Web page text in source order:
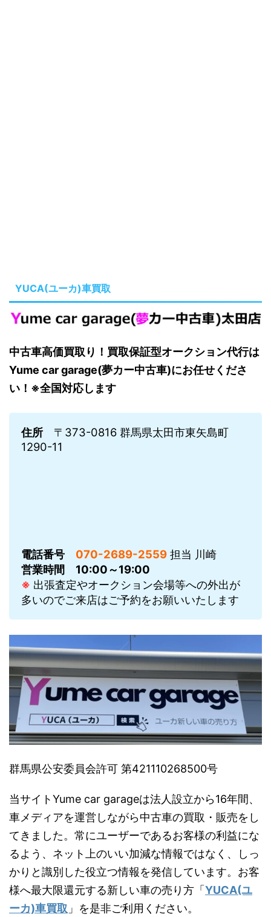
YUCA(ユーカ)車買取
中古車高価買取り！買取保証型オークション代行は
Yume car garage(夢カー中古車)にお任せくださ
い！※全国対応します
住所 〒373-0816 群馬県太田市東矢島町
1290-11
電話番号 070-2689-2559 担当 川崎
営業時間
10:00～19:00
※ 出張査定やオークション会場等への外出が
多いのでご来店はご予約をお願いいたします
群馬県公安委員会許可 第421110268500号
当サイトYume car garageは法人設立から16年間、
車メディアを運営しながら中古車の買取・販売をし
てきました。常にユーザーであるお客様の利益にな
るよう、ネット上のいい加減な情報ではなく、しっ
かりと識別した役立つ情報を発信しています。お客
様へ最大限還元する新しい車の売り方「 YUCA(ユ
ーカ)車買取 」を是非ご利用ください。